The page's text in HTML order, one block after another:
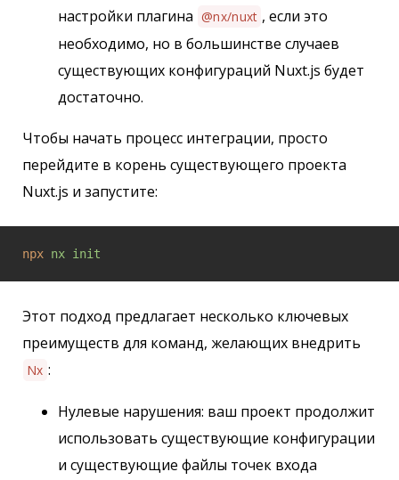
настройки плагина @nx/nuxt , если это
необходимо, но в большинстве случаев
существующих конфигураций Nuxt.js будет
достаточно.
Чтобы начать процесс интеграции, просто
перейдите в корень существующего проекта
Nuxt.js и запустите:
npx nx init
Этот подход предлагает несколько ключевых
преимуществ для команд, желающих внедрить
Nx :
Нулевые нарушения: ваш проект продолжит
использовать существующие конфигурации
и существующие файлы точек входа